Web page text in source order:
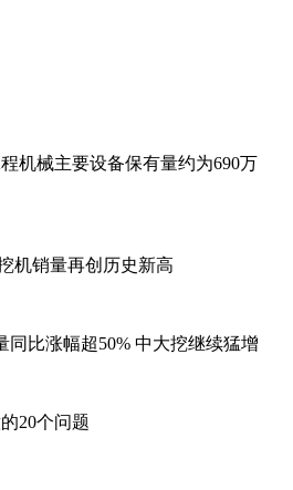
机械主要设备保有量约为690万
机销量再创历史新高
同比涨幅超50% 中大挖继续猛增
20个问题